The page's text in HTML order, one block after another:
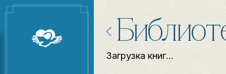
Загрузка книг...